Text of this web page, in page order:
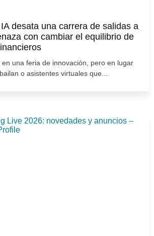
desata una carrera de salidas a
con cambiar el equilibrio de
una feria de innovación, pero en lugar
o asistentes virtuales que...